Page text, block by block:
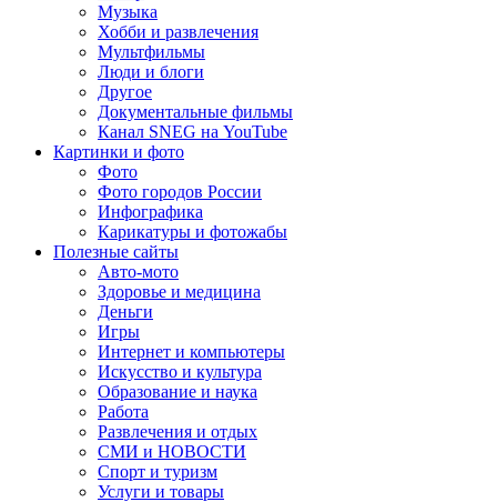
Музыка
Хобби и развлечения
Мультфильмы
Люди и блоги
Другое
Документальные фильмы
Канал SNEG на YouTube
Картинки и фото
Фото
Фото городов России
Инфографика
Карикатуры и фотожабы
Полезные сайты
Авто-мото
Здоровье и медицина
Деньги
Игры
Интернет и компьютеры
Искусство и культура
Образование и наука
Работа
Развлечения и отдых
СМИ и НОВОСТИ
Спорт и туризм
Услуги и товары